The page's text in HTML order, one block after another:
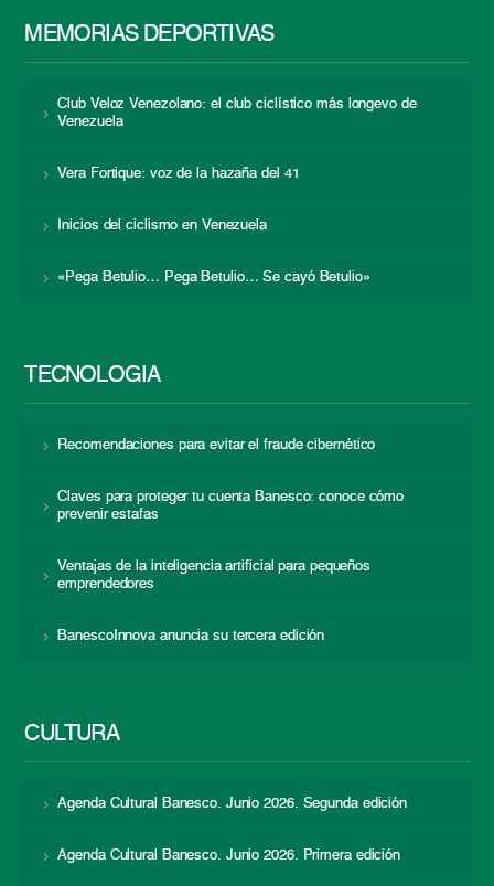
MEMORIAS DEPORTIVAS
Club Veloz Venezolano: el club ciclístico más longevo de
Venezuela
Vera Fortique: voz de la hazaña del 41
Inicios del ciclismo en Venezuela
«Pega Betulio… Pega Betulio… Se cayó Betulio»
TECNOLOGÍA
Recomendaciones para evitar el fraude cibernético
Claves para proteger tu cuenta Banesco: conoce cómo
prevenir estafas
Ventajas de la inteligencia artificial para pequeños
emprendedores
BanescoInnova anuncia su tercera edición
CULTURA
Agenda Cultural Banesco. Junio 2026. Segunda edición
Agenda Cultural Banesco. Junio 2026. Primera edición